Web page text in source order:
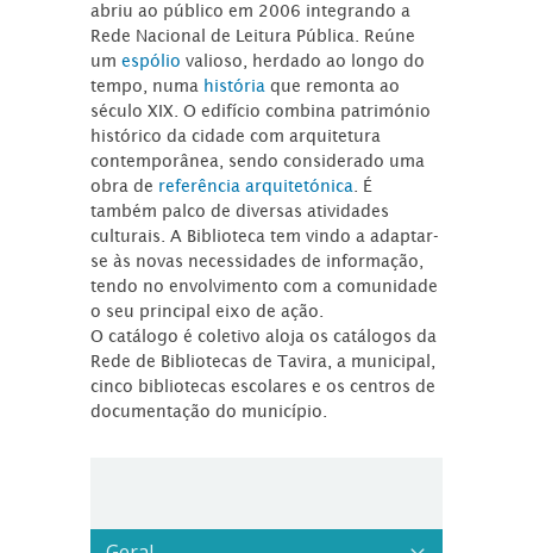
abriu ao público em 2006 integrando a
Rede Nacional de Leitura Pública. Reúne
umespóliovalioso, herdado ao longo do
tempo, numa história que remonta ao
século XIX. O edifício combina património
histórico da cidade com arquitetura
contemporânea, sendo considerado uma
obra de referência arquitetónica . É
também palco de diversas atividades
culturais. A Biblioteca tem vindo a adaptar-
se às novas necessidades de informação,
tendo no envolvimento com a comunidade
o seu principal eixo de ação.
O catálogo é coletivo aloja os catálogos da
Rede de Bibliotecas de Tavira, a municipal,
cinco bibliotecas escolares e os centros de
documentação do município.